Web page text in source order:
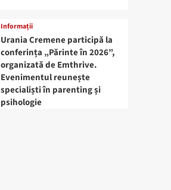
Informații
Urania Cremene participă la
conferința „Părinte în 2026”,
organizată de Emthrive.
Evenimentul reunește
specialiști în parenting și
psihologie